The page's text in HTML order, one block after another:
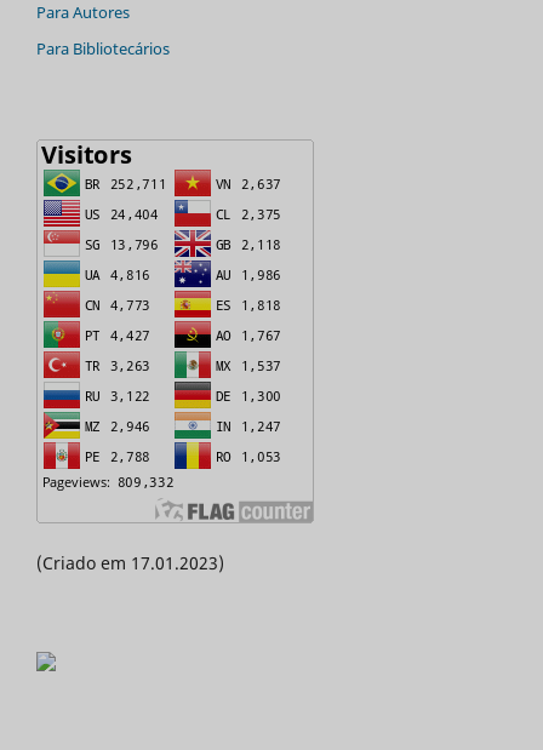
Para Autores
Para Bibliotecários
(Criado em 17.01.2023)